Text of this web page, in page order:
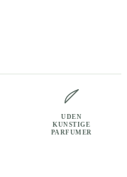
UDEN
KUNSTIGE
PARFUMER